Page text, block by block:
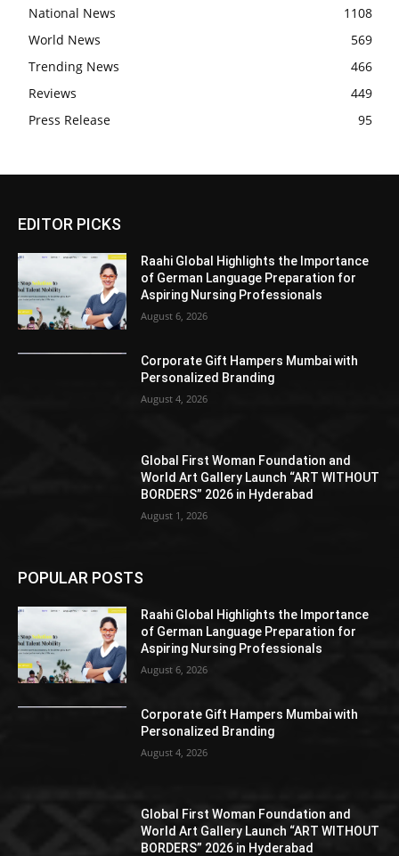
National News
1108
World News
569
Trending News
466
Reviews
449
Press Release
95
EDITOR PICKS
Raahi Global Highlights the Importance
of German Language Preparation for
Aspiring Nursing Professionals
August 6, 2026
Corporate Gift Hampers Mumbai with
Personalized Branding
August 4, 2026
Global First Woman Foundation and
World Art Gallery Launch “ART WITHOUT
BORDERS” 2026 in Hyderabad
August 1, 2026
POPULAR POSTS
Raahi Global Highlights the Importance
of German Language Preparation for
Aspiring Nursing Professionals
August 6, 2026
Corporate Gift Hampers Mumbai with
Personalized Branding
August 4, 2026
Global First Woman Foundation and
World Art Gallery Launch “ART WITHOUT
BORDERS” 2026 in Hyderabad